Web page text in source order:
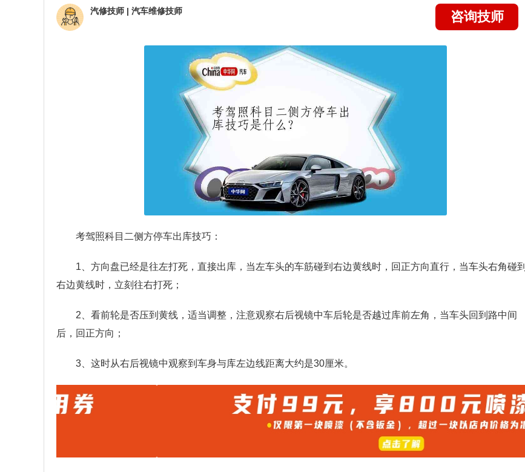
汽修技师 | 汽车维修技师 咨询技师
考驾照科目二侧方停车出库技巧：
1、方向盘已经是往左打死，直接出库，当左车头的车筋碰到右边黄线时，回正方向直行，当车头右角碰到
右边黄线时，立刻往右打死；
2、看前轮是否压到黄线，适当调整，注意观察右后视镜中车后轮是否越过库前左角，当车头回到路中间
后，回正方向；
3、这时从右后视镜中观察到车身与库左边线距离大约是30厘米。